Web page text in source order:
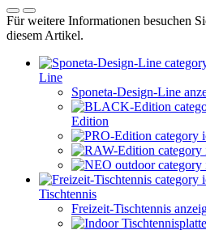
Für weitere Informationen besuchen
diesem Artikel.
Line
Sponeta-Design-Line
Edition
Tischtennis
Freizeit-Tischtennis